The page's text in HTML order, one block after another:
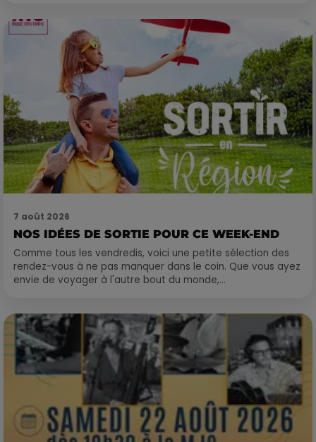
7 août 2026
NOS IDÉES DE SORTIE POUR CE WEEK-END
Comme tous les vendredis, voici une petite sélection des
rendez-vous à ne pas manquer dans le coin. Que vous ayez
envie de voyager à l'autre bout du monde,...